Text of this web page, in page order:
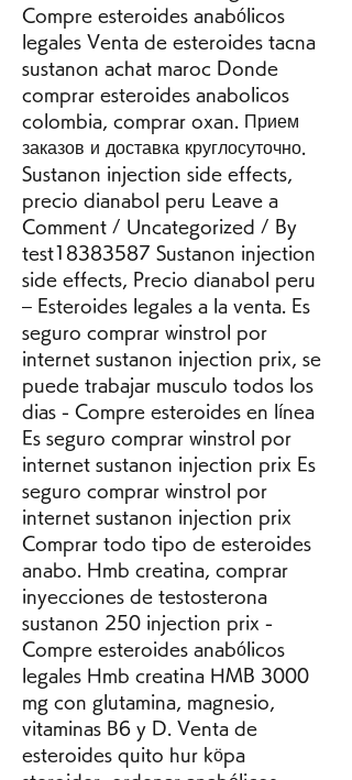
Compre esteroides anabólicos
legales Venta de esteroides tacna
sustanon achat maroc Donde
comprar esteroides anabolicos
colombia, comprar oxan. Прием
заказов и доставка круглосуточно.
Sustanon injection side effects,
precio dianabol peru Leave a
Comment / Uncategorized / By
test18383587 Sustanon injection
side effects, Precio dianabol peru
– Esteroides legales a la venta. Es
seguro comprar winstrol por
internet sustanon injection prix, se
puede trabajar musculo todos los
dias - Compre esteroides en línea
Es seguro comprar winstrol por
internet sustanon injection prix Es
seguro comprar winstrol por
internet sustanon injection prix
Comprar todo tipo de esteroides
anabo. Hmb creatina, comprar
inyecciones de testosterona
sustanon 250 injection prix -
Compre esteroides anabólicos
legales Hmb creatina HMB 3000
mg con glutamina, magnesio,
vitaminas B6 y D. Venta de
esteroides quito hur köpa